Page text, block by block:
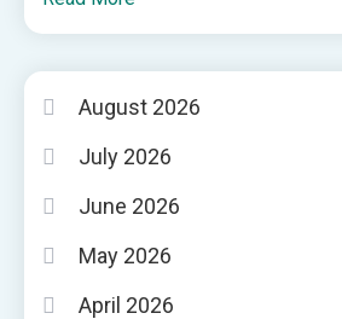
August 2026
July 2026
June 2026
May 2026
April 2026